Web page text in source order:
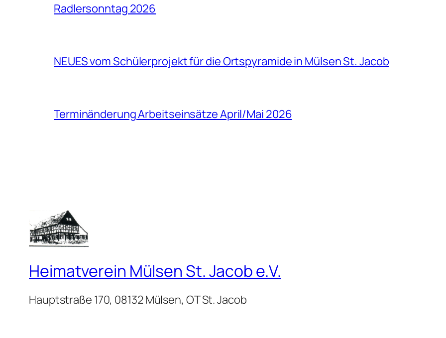
Radlersonntag 2026
NEUES vom Schülerprojekt für die Ortspyramide in Mülsen St. Jacob
Terminänderung Arbeitseinsätze April/Mai 2026
Heimatverein Mülsen St. Jacob e.V.
Hauptstraße 170, 08132 Mülsen, OT St. Jacob